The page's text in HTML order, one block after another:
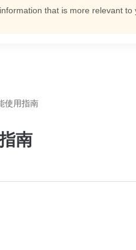
that is more relevant
使用指南
南